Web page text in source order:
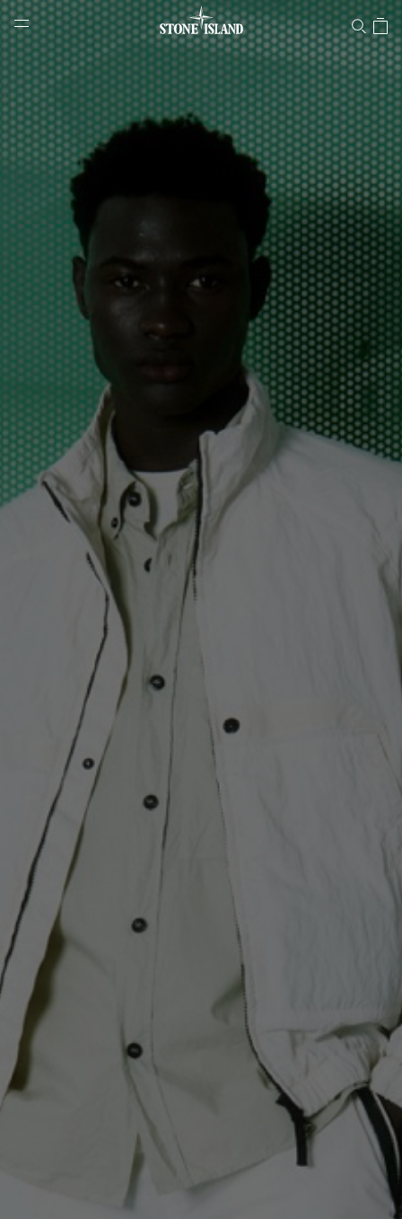
Stone Island Online Store
NAVIGATION.ARIA.GOTOMAINCONTENT
LABEL.SHOPPINGCOUNTRY ITALIA